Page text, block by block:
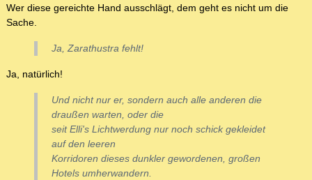
Wer diese gereichte Hand ausschlägt, dem geht es nicht um die
Sache.
Ja, Zarathustra fehlt!
Ja, natürlich!
Und nicht nur er, sondern auch alle anderen die
draußen warten, oder die
seit Elli's Lichtwerdung nur noch schick gekleidet
auf den leeren
Korridoren dieses dunkler gewordenen, großen
Hotels umherwandern.